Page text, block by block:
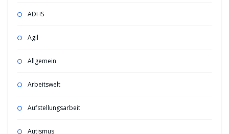
ADHS
Agil
Allgemein
Arbeitswelt
Aufstellungsarbeit
Autismus